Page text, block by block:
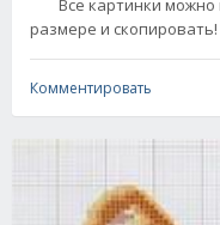
Комментировать